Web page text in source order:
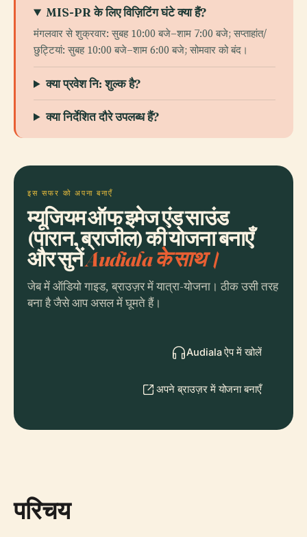
MIS-PR के लिए विज़िटिंग घंटे क्या हैं?
मंगलवार से शुक्रवार: सुबह 10:00 बजे–शाम 7:00 बजे; सप्ताहांत/
छुट्टियां: सुबह 10:00 बजे–शाम 6:00 बजे; सोमवार को बंद।
क्या प्रवेश नि: शुल्क है?
क्या निर्देशित दौरे उपलब्ध हैं?
इस सफर को अपना बनाएँ
म्यूजियम ऑफ इमेज एंड साउंड
(पारान, ब्राजील) की योजना बनाएँ
और सुनेंAudiala के साथ।
जेब में ऑडियो गाइड, ब्राउज़र में यात्रा-योजना। ठीक उसी तरह
बना है जैसे आप असल में घूमते हैं।
Audiala ऐप में खोलें
अपने ब्राउज़र में योजना बनाएँ
परिचय